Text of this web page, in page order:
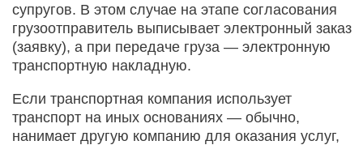
супругов. В этом случае на этапе согласования
грузоотправитель выписывает электронный заказ
(заявку), а при передаче груза — электронную
транспортную накладную.
Если транспортная компания использует
транспорт на иных основаниях — обычно,
нанимает другую компанию для оказания услуг,